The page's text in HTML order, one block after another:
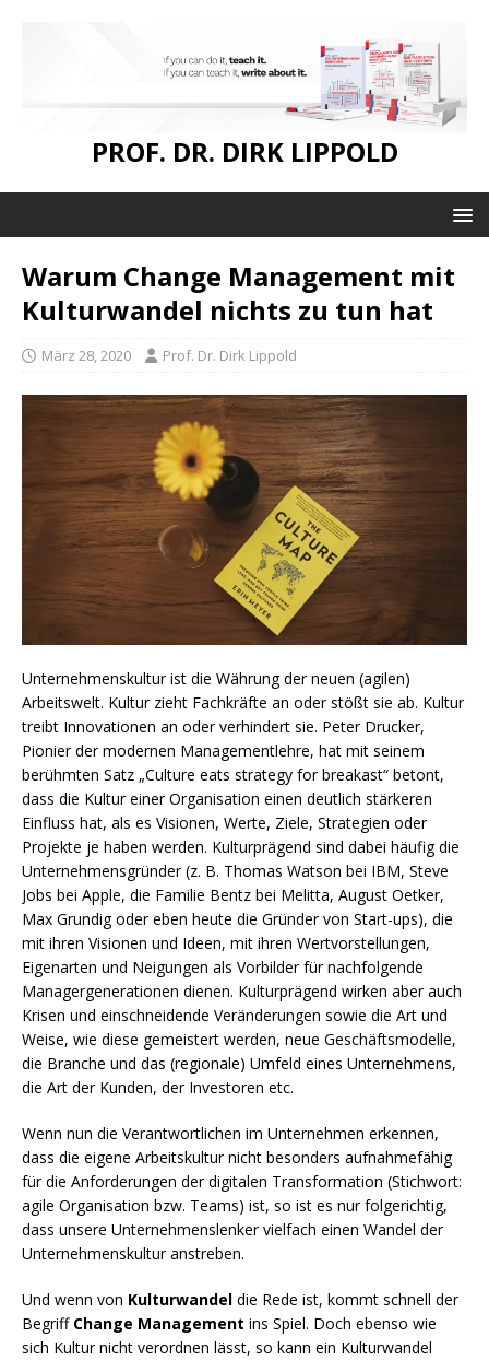
PROF. DR. DIRK LIPPOLD
Warum Change Management mit
Kulturwandel nichts zu tun hat
März 28, 2020 Prof. Dr. Dirk Lippold
Unternehmenskultur ist die Währung der neuen (agilen)
Arbeitswelt. Kultur zieht Fachkräfte an oder stößt sie ab. Kultur
treibt Innovationen an oder verhindert sie. Peter Drucker,
Pionier der modernen Managementlehre, hat mit seinem
berühmten Satz „Culture eats strategy for breakast“ betont,
dass die Kultur einer Organisation einen deutlich stärkeren
Einfluss hat, als es Visionen, Werte, Ziele, Strategien oder
Projekte je haben werden. Kulturprägend sind dabei häufig die
Unternehmensgründer (z. B. Thomas Watson bei IBM, Steve
Jobs bei Apple, die Familie Bentz bei Melitta, August Oetker,
Max Grundig oder eben heute die Gründer von Start-ups), die
mit ihren Visionen und Ideen, mit ihren Wertvorstellungen,
Eigenarten und Neigungen als Vorbilder für nachfolgende
Managergenerationen dienen. Kulturprägend wirken aber auch
Krisen und einschneidende Veränderungen sowie die Art und
Weise, wie diese gemeistert werden, neue Geschäftsmodelle,
die Branche und das (regionale) Umfeld eines Unternehmens,
die Art der Kunden, der Investoren etc.
Wenn nun die Verantwortlichen im Unternehmen erkennen,
dass die eigene Arbeitskultur nicht besonders aufnahmefähig
für die Anforderungen der digitalen Transformation (Stichwort:
agile Organisation bzw. Teams) ist, so ist es nur folgerichtig,
dass unsere Unternehmenslenker vielfach einen Wandel der
Unternehmenskultur anstreben.
Und wenn von Kulturwandel die Rede ist, kommt schnell der
Begriff Change Management ins Spiel. Doch ebenso wie
sich Kultur nicht verordnen lässt, so kann ein Kulturwandel